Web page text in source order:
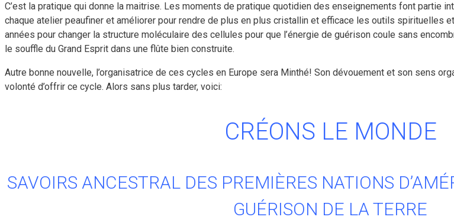
C’est la pratique qui donne la maitrise. Les moments de pratique quotidien des enseignements font partie
chaque atelier peaufiner et améliorer pour rendre de plus en plus cristallin et efficace les outils spirituelles
années pour changer la structure moléculaire des cellules pour que l’énergie de guérison coule sans
le souffle du Grand Esprit dans une flûte bien construite.
Autre bonne nouvelle, l’organisatrice de ces cycles en Europe sera Minthé! Son dévouement et son sens
volonté d’offrir ce cycle. Alors sans plus tarder, voici:
CRÉONS LE MONDE
SAVOIRS ANCESTRAL DES PREMIÈRES NATIONS
GUÉRISON DE LA TERRE